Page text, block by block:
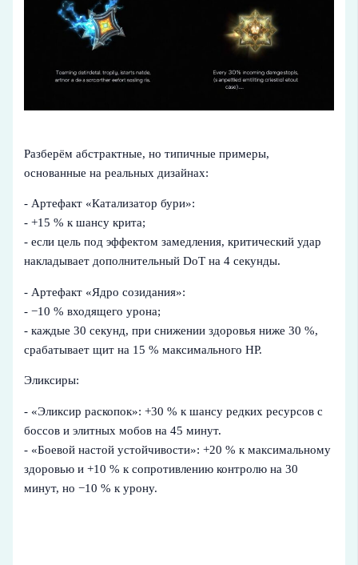
Разберём абстрактные, но типичные примеры,
основанные на реальных дизайнах:
- Артефакт «Катализатор бури»:
- +15 % к шансу крита;
- если цель под эффектом замедления, критический удар
накладывает дополнительный DoT на 4 секунды.
- Артефакт «Ядро созидания»:
- −10 % входящего урона;
- каждые 30 секунд, при снижении здоровья ниже 30 %,
срабатывает щит на 15 % максимального HP.
Эликсиры:
- «Эликсир раскопок»: +30 % к шансу редких ресурсов с
боссов и элитных мобов на 45 минут.
- «Боевой настой устойчивости»: +20 % к максимальному
здоровью и +10 % к сопротивлению контролю на 30
минут, но −10 % к урону.